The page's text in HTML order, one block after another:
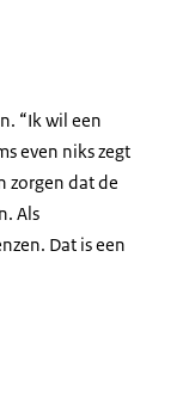
“Ik wil een
even niks zegt
zorgen dat de
Als
Dat is een